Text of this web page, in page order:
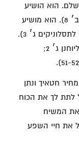
הוא הושיע
אותנו מעונש החטא (יוחנן ג׳ 18; אפסים ב׳ 8). הוא מושיע
אותנו מכוח החטא (יהודה 25-24; השנייה לתסלוניקים ג׳ 3).
אנחנו ניוושע מנוכחות החטא (הראשונה ליוחנן ג׳ 2;
חטאיך ונתן
לתת לך את הכוח
המשיח
את חיי השפע